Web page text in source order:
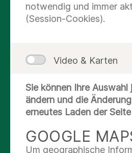
AUF DEM
Facebook
X
Youtube
notwendig und immer
(Session-Cookies).
Video & Karten
Sie können Ihre Auswahl
ändern und die
erneutes Laden der
GOOGLE
Um geographische